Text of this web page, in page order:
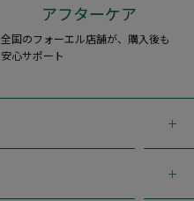
アフターケア
全国のフォーエル店舗が、購入後も
安心サポート